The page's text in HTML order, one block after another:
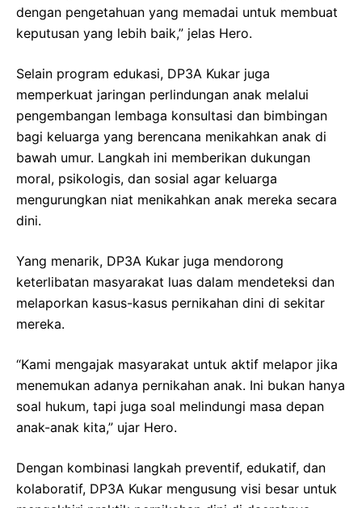
dengan pengetahuan yang memadai untuk membuat
keputusan yang lebih baik,” jelas Hero.
Selain program edukasi, DP3A Kukar juga
memperkuat jaringan perlindungan anak melalui
pengembangan lembaga konsultasi dan bimbingan
bagi keluarga yang berencana menikahkan anak di
bawah umur. Langkah ini memberikan dukungan
moral, psikologis, dan sosial agar keluarga
mengurungkan niat menikahkan anak mereka secara
dini.
Yang menarik, DP3A Kukar juga mendorong
keterlibatan masyarakat luas dalam mendeteksi dan
melaporkan kasus-kasus pernikahan dini di sekitar
mereka.
“Kami mengajak masyarakat untuk aktif melapor jika
menemukan adanya pernikahan anak. Ini bukan hanya
soal hukum, tapi juga soal melindungi masa depan
anak-anak kita,” ujar Hero.
Dengan kombinasi langkah preventif, edukatif, dan
kolaboratif, DP3A Kukar mengusung visi besar untuk